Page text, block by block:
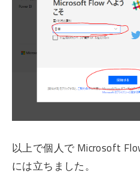
以上で個人で Microsoft
には立ちました。